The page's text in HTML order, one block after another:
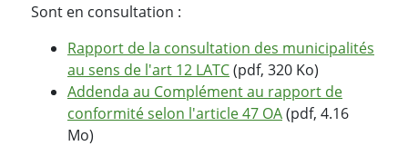
Sont en consultation :
Rapport de la consultation des municipalités
au sens de l'art 12 LATC(pdf, 320 Ko)
Addenda au Complément au rapport de
conformité selon l'article 47 OA(pdf, 4.16
Mo)